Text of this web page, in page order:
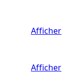
Afficher
Afficher